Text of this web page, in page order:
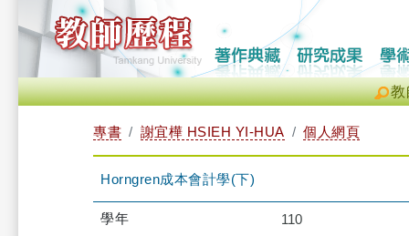
教
專書 謝宜樺 HSIEH YI-HUA 個人網頁
Horngren成本會計學(下)
學年 110